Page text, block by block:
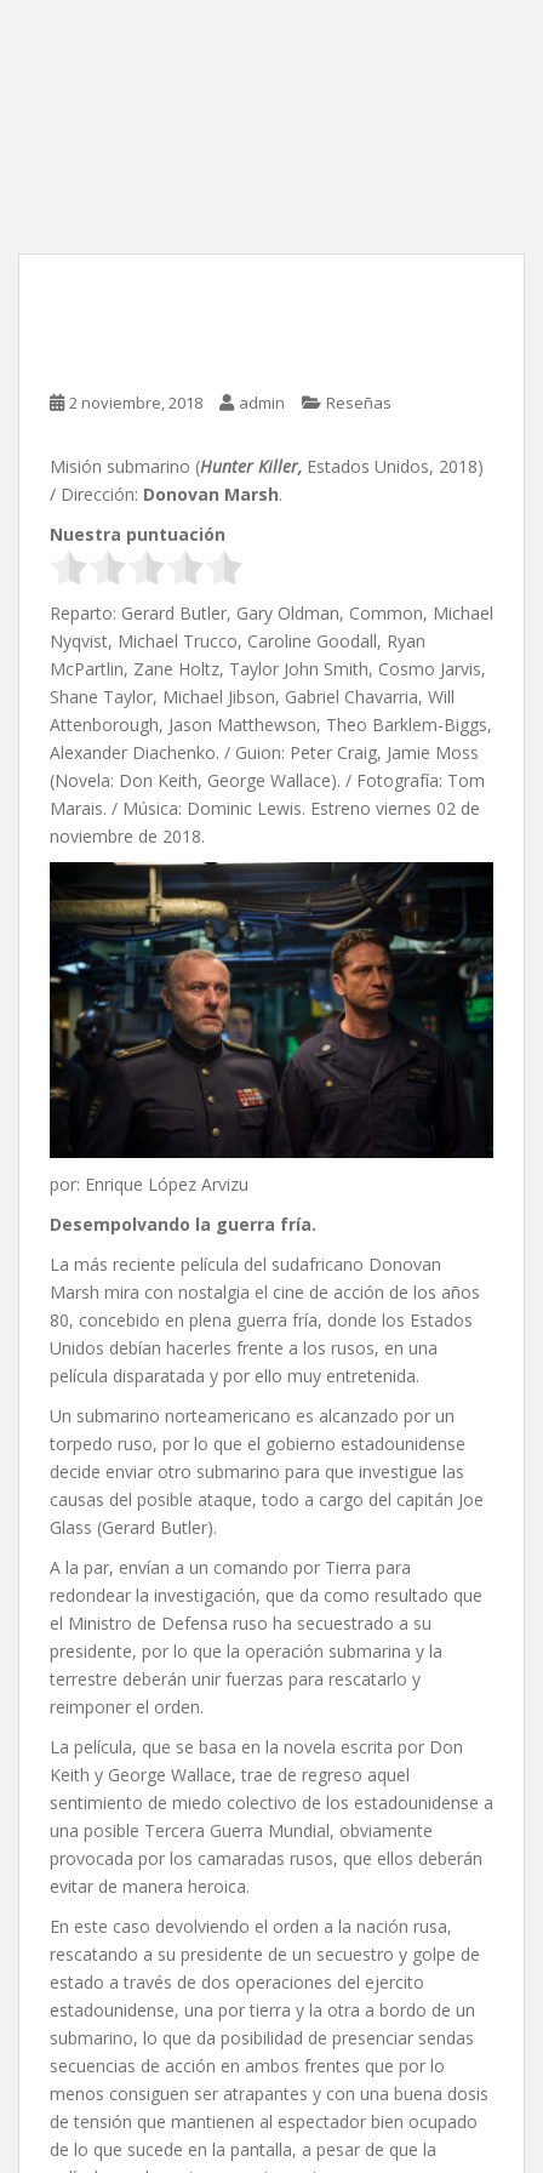
2 noviembre, 2018 admin Reseñas
Misión submarino (Hunter Killer, Estados Unidos, 2018)
/ Dirección: Donovan Marsh.
Nuestra puntuación
Reparto: Gerard Butler, Gary Oldman, Common, Michael
Nyqvist, Michael Trucco, Caroline Goodall, Ryan
McPartlin, Zane Holtz, Taylor John Smith, Cosmo Jarvis,
Shane Taylor, Michael Jibson, Gabriel Chavarria, Will
Attenborough, Jason Matthewson, Theo Barklem-Biggs,
Alexander Diachenko. / Guion: Peter Craig, Jamie Moss
(Novela: Don Keith, George Wallace). / Fotografía: Tom
Marais. / Música: Dominic Lewis. Estreno viernes 02 de
noviembre de 2018.
por: Enrique López Arvizu
Desempolvando la guerra fría.
La más reciente película del sudafricano Donovan
Marsh mira con nostalgia el cine de acción de los años
80, concebido en plena guerra fría, donde los Estados
Unidos debían hacerles frente a los rusos, en una
película disparatada y por ello muy entretenida.
Un submarino norteamericano es alcanzado por un
torpedo ruso, por lo que el gobierno estadounidense
decide enviar otro submarino para que investigue las
causas del posible ataque, todo a cargo del capitán Joe
Glass (Gerard Butler).
A la par, envían a un comando por Tierra para
redondear la investigación, que da como resultado que
el Ministro de Defensa ruso ha secuestrado a su
presidente, por lo que la operación submarina y la
terrestre deberán unir fuerzas para rescatarlo y
reimponer el orden.
La película, que se basa en la novela escrita por Don
Keith y George Wallace, trae de regreso aquel
sentimiento de miedo colectivo de los estadounidense a
una posible Tercera Guerra Mundial, obviamente
provocada por los camaradas rusos, que ellos deberán
evitar de manera heroica.
En este caso devolviendo el orden a la nación rusa,
rescatando a su presidente de un secuestro y golpe de
estado a través de dos operaciones del ejercito
estadounidense, una por tierra y la otra a bordo de un
submarino, lo que da posibilidad de presenciar sendas
secuencias de acción en ambos frentes que por lo
menos consiguen ser atrapantes y con una buena dosis
de tensión que mantienen al espectador bien ocupado
de lo que sucede en la pantalla, a pesar de que la